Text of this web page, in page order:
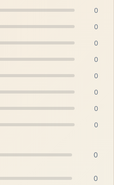
0
0
0
0
0
0
0
0
0
0